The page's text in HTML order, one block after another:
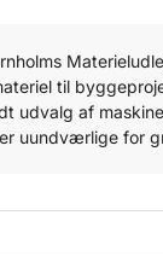
til
udvalg af
uundværlige for